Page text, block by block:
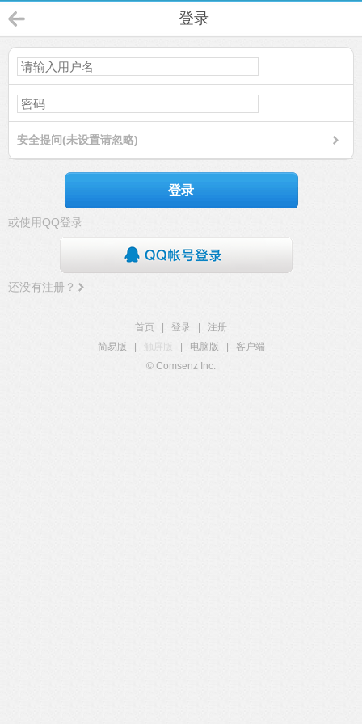
登录
安全提问(未设置请忽略)
登录
或使用QQ登录
还没有注册？
首页 登录
注册
简易版
触屏版 电脑版
客户端
© Comsenz Inc.